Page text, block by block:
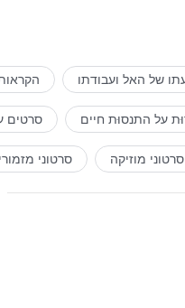
של האל ועבודתו
על התנסוּת חיים סרטים
סרטוני מוזיקה סרטוני